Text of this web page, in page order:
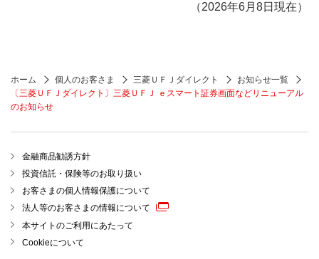
（2026年6月8日現在）
ホーム 個人のお客さま 三菱ＵＦＪダイレクト
お知らせ一覧
〔三菱ＵＦＪダイレクト〕三菱ＵＦＪ ｅスマート証券画面などリニューアル
のお知らせ
金融商品勧誘方針
投資信託・保険等のお取り扱い
お客さまの個人情報保護について
法人等のお客さまの情報について
本サイトのご利用にあたって
Cookieについて